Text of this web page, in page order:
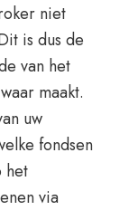
niet
is dus de
van het
maakt.
uw
fondsen
het
via